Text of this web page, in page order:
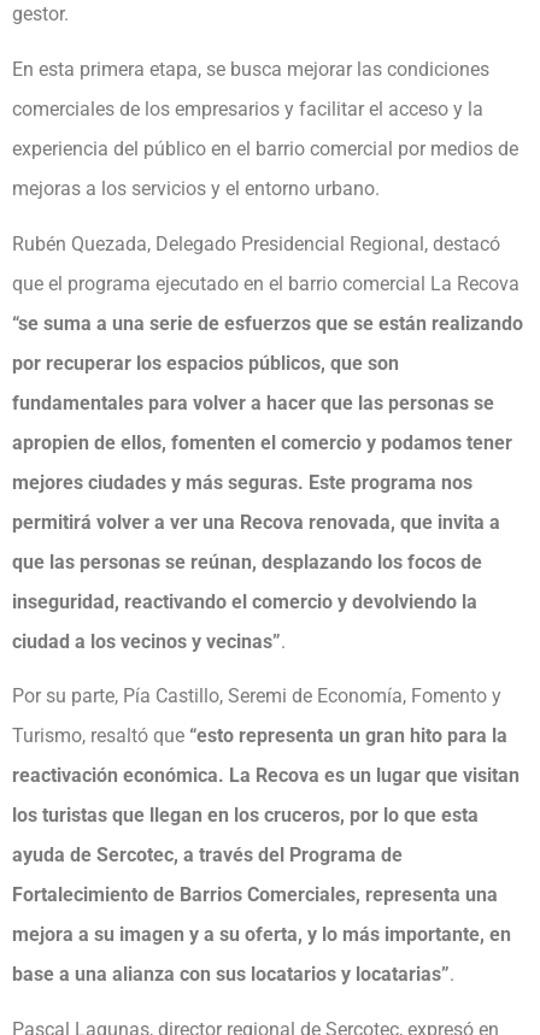
gestor.
En esta primera etapa, se busca mejorar las condiciones
comerciales de los empresarios y facilitar el acceso y la
experiencia del público en el barrio comercial por medios de
mejoras a los servicios y el entorno urbano.
Rubén Quezada, Delegado Presidencial Regional, destacó
que el programa ejecutado en el barrio comercial La Recova
“se suma a una serie de esfuerzos que se están realizando
por recuperar los espacios públicos, que son
fundamentales para volver a hacer que las personas se
apropien de ellos, fomenten el comercio y podamos tener
mejores ciudades y más seguras. Este programa nos
permitirá volver a ver una Recova renovada, que invita a
que las personas se reúnan, desplazando los focos de
inseguridad, reactivando el comercio y devolviendo la
ciudad a los vecinos y vecinas”.
Por su parte, Pía Castillo, Seremi de Economía, Fomento y
Turismo, resaltó que “esto representa un gran hito para la
reactivación económica. La Recova es un lugar que visitan
los turistas que llegan en los cruceros, por lo que esta
ayuda de Sercotec, a través del Programa de
Fortalecimiento de Barrios Comerciales, representa una
mejora a su imagen y a su oferta, y lo más importante, en
base a una alianza con sus locatarios y locatarias”.
Pascal Lagunas, director regional de Sercotec, expresó en